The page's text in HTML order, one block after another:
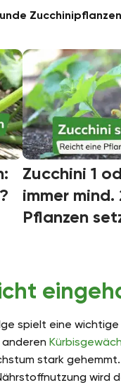
Zucchinipflanzen
Zucchini 1
immer mind.
Pflanzen
spielt eine
anderen
stark
wird